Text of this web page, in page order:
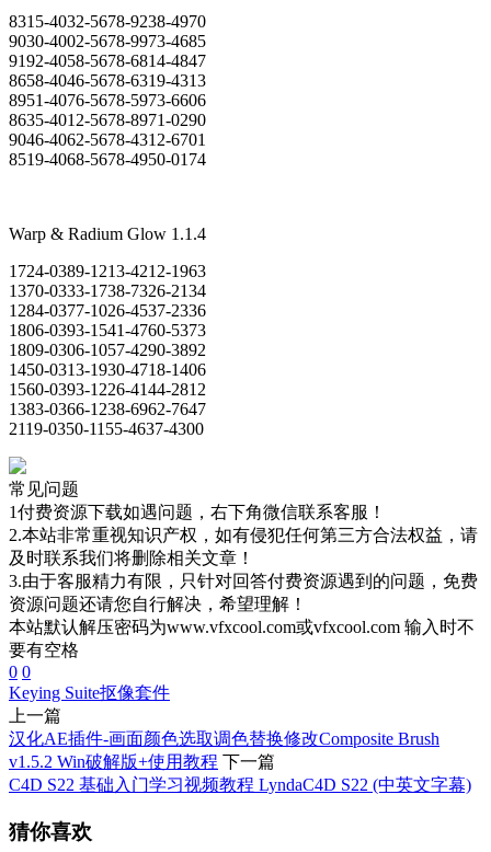
8315-4032-5678-9238-4970
9030-4002-5678-9973-4685
9192-4058-5678-6814-4847
8658-4046-5678-6319-4313
8951-4076-5678-5973-6606
8635-4012-5678-8971-0290
9046-4062-5678-4312-6701
8519-4068-5678-4950-0174
Warp & Radium Glow 1.1.4
1724-0389-1213-4212-1963
1370-0333-1738-7326-2134
1284-0377-1026-4537-2336
1806-0393-1541-4760-5373
1809-0306-1057-4290-3892
1450-0313-1930-4718-1406
1560-0393-1226-4144-2812
1383-0366-1238-6962-7647
2119-0350-1155-4637-4300
常见问题
1付费资源下载如遇问题，右下角微信联系客服！
2.本站非常重视知识产权，如有侵犯任何第三方合法权益，请
及时联系我们将删除相关文章！
3.由于客服精力有限，只针对回答付费资源遇到的问题，免费
资源问题还请您自行解决，希望理解！
本站默认解压密码为www.vfxcool.com或vfxcool.com 输入时不
要有空格
0 0
Keying Suite抠像套件
上一篇
汉化AE插件-画面颜色选取调色替换修改Composite Brush
v1.5.2 Win破解版+使用教程 下一篇
C4D S22 基础入门学习视频教程 LyndaC4D S22 (中英文字幕)
猜你喜欢